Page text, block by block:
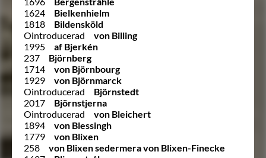
1624
Bielkenhielm
1818
Bildensköld
Ointroducerad
von Billing
1995
af Bjerkén
237
Björnberg
1714
von Björnbourg
1929
von Björnmarck
Ointroducerad
Björnstedt
2017
Björnstjerna
Ointroducerad
von Bleichert
1894
von Blessingh
1779
von Blixen
258
von Blixen sedermera von Blixen-Finecke